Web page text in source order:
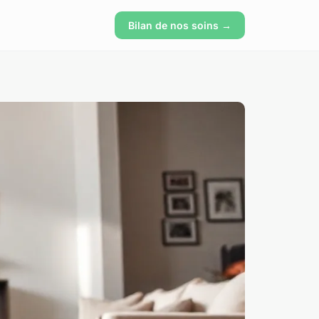
Bilan de nos soins →